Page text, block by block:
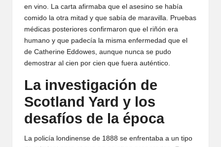
en vino. La carta afirmaba que el asesino se había
comido la otra mitad y que sabía de maravilla. Pruebas
médicas posteriores confirmaron que el riñón era
humano y que padecía la misma enfermedad que el
de Catherine Eddowes, aunque nunca se pudo
demostrar al cien por cien que fuera auténtico.
La investigación de
Scotland Yard y los
desafíos de la época
La policía londinense de 1888 se enfrentaba a un tipo